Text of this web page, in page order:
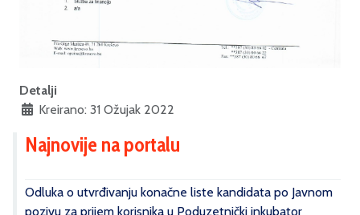
Detalji
Kreirano: 31 Ožujak 2022
Najnovije na portalu
Odluka o utvrđivanju konačne liste kandidata po Javnom
pozivu za prijem korisnika u Poduzetnički inkubator